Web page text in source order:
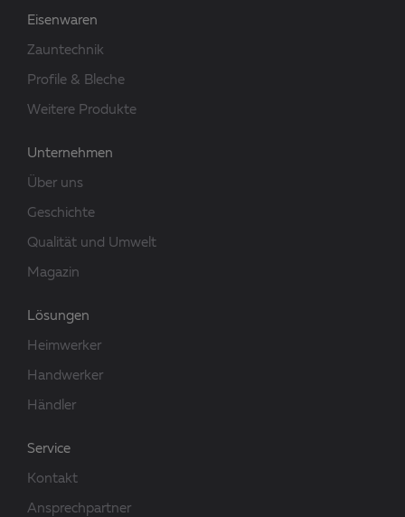
Eisenwaren
Zauntechnik
Profile & Bleche
Weitere Produkte
Unternehmen
Über uns
Geschichte
Qualität und Umwelt
Magazin
Lösungen
Heimwerker
Handwerker
Händler
Service
Kontakt
Ansprechpartner